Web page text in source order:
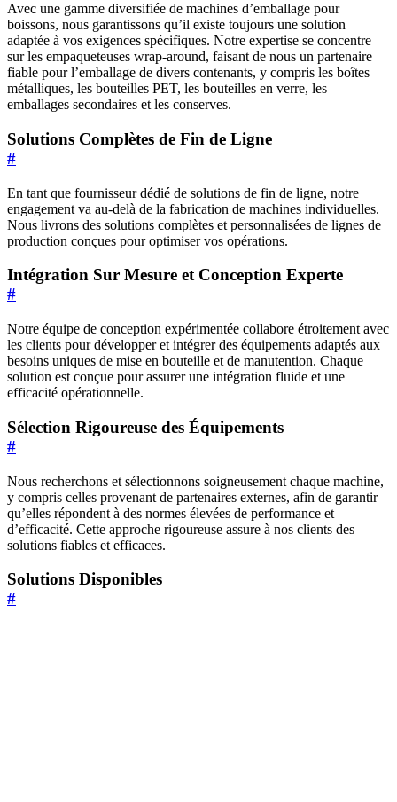
Avec une gamme diversifiée de machines d’emballage pour
boissons, nous garantissons qu’il existe toujours une solution
adaptée à vos exigences spécifiques. Notre expertise se concentre
sur les empaqueteuses wrap-around, faisant de nous un partenaire
fiable pour l’emballage de divers contenants, y compris les boîtes
métalliques, les bouteilles PET, les bouteilles en verre, les
emballages secondaires et les conserves.
Solutions Complètes de Fin de Ligne
#
En tant que fournisseur dédié de solutions de fin de ligne, notre
engagement va au-delà de la fabrication de machines individuelles.
Nous livrons des solutions complètes et personnalisées de lignes de
production conçues pour optimiser vos opérations.
Intégration Sur Mesure et Conception Experte
#
Notre équipe de conception expérimentée collabore étroitement avec
les clients pour développer et intégrer des équipements adaptés aux
besoins uniques de mise en bouteille et de manutention. Chaque
solution est conçue pour assurer une intégration fluide et une
efficacité opérationnelle.
Sélection Rigoureuse des Équipements
#
Nous recherchons et sélectionnons soigneusement chaque machine,
y compris celles provenant de partenaires externes, afin de garantir
qu’elles répondent à des normes élevées de performance et
d’efficacité. Cette approche rigoureuse assure à nos clients des
solutions fiables et efficaces.
Solutions Disponibles
#